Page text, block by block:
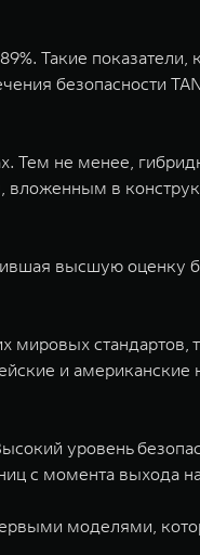
Такие показатели,
безопасности
Тем не менее,
в
высшую оценку
мировых
и
уровень
с момента выхода
моделями,